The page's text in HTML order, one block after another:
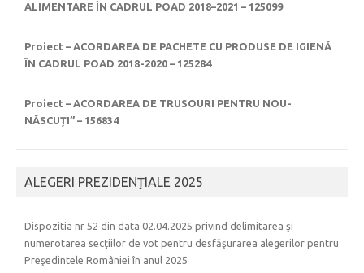
ALIMENTARE ÎN CADRUL POAD 2018–2021 – 125099
Proiect – ACORDAREA DE PACHETE CU PRODUSE DE IGIENĂ
ÎN CADRUL POAD 2018-2020 – 125284
Proiect – ACORDAREA DE TRUSOURI PENTRU NOU-
NĂSCUȚI” – 156834
ALEGERI PREZIDENŢIALE 2025
Dispozitia nr 52 din data 02.04.2025 privind delimitarea şi
numerotarea secţiilor de vot pentru desfăşurarea alegerilor pentru
Preşedintele României în anul 2025